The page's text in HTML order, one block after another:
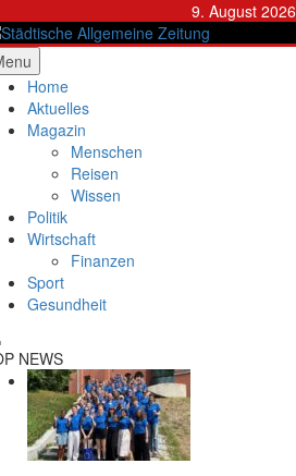
to
content
9. August 2026
Allgemeine Zeitung
Home
Aktuelles
Magazin
Menschen
Reisen
Wissen
Politik
Wirtschaft
Finanzen
Sport
Gesundheit
NEWS